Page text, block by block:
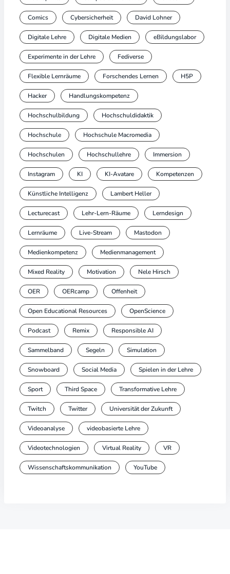
Comics Cybersicherheit David Lohner
Digitale Lehre Digitale Medien eBildungslabor
Experimente in der Lehre Fediverse
Flexible Lernräume Forschendes Lernen H5P
Hacker Handlungskompetenz
Hochschulbildung Hochschuldidaktik
Hochschule Hochschule Macromedia
Hochschulen Hochschullehre Immersion
Instagram KI KI-Avatare Kompetenzen
Künstliche Intelligenz Lambert Heller
Lecturecast Lehr-Lern-Räume Lerndesign
Lernräume Live-Stream Mastodon
Medienkompetenz Medienmanagement
Mixed Reality Motivation Nele Hirsch
OER OERcamp Offenheit
Open Educational Resources OpenScience
Podcast Remix Responsible AI
Sammelband Segeln Simulation
Snowboard Social Media Spielen in der Lehre
Sport Third Space Transformative Lehre
Twitch Twitter Universität der Zukunft
Videoanalyse videobasierte Lehre
Videotechnologien Virtual Reality VR
Wissenschaftskommunikation YouTube